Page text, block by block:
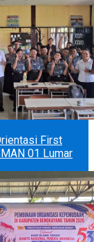
First
01 Lumar